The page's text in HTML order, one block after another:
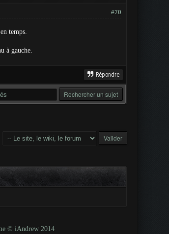
#70
temps.
à gauche.
Répondre
© iAndrew 2014